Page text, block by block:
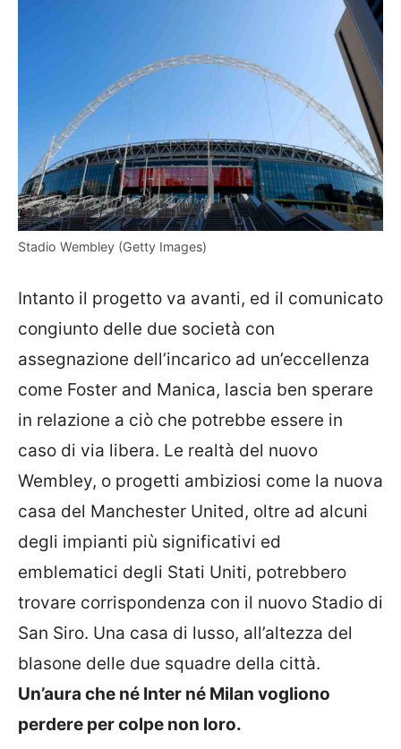
Stadio Wembley (Getty Images)
Intanto il progetto va avanti, ed il comunicato
congiunto delle due società con
assegnazione dell’incarico ad un’eccellenza
come Foster and Manica, lascia ben sperare
in relazione a ciò che potrebbe essere in
caso di via libera. Le realtà del nuovo
Wembley, o progetti ambiziosi come la nuova
casa del Manchester United, oltre ad alcuni
degli impianti più significativi ed
emblematici degli Stati Uniti, potrebbero
trovare corrispondenza con il nuovo Stadio di
San Siro. Una casa di lusso, all’altezza del
blasone delle due squadre della città.
Un’aura che né Inter né Milan vogliono
perdere per colpe non loro.